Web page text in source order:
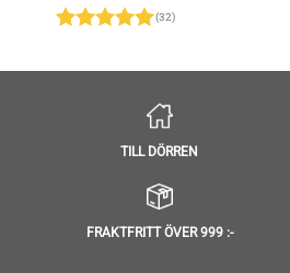
(32)
TILL DÖRREN
FRAKTFRITT ÖVER 999 :-